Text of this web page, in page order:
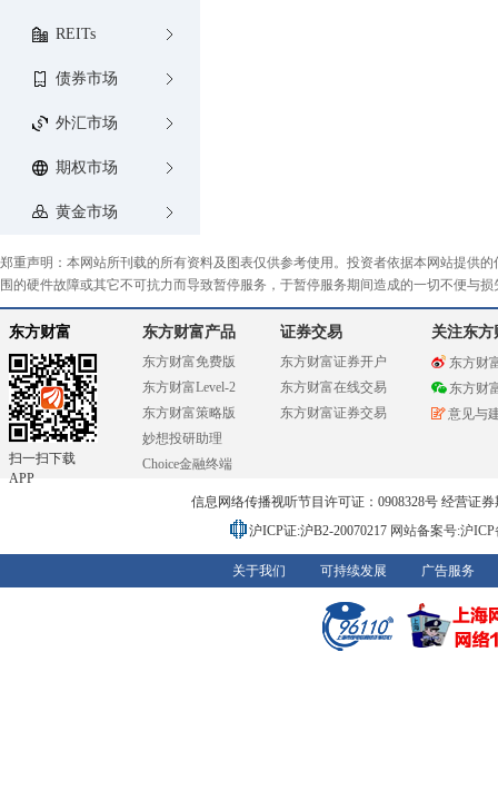
REITs
债券市场
外汇市场
期权市场
黄金市场
郑重声明：本网站所刊载的所有资料及图表仅供参考使用。投资者依据本网站提供
围的硬件故障或其它不可抗力而导致暂停服务，于暂停服务期间造成的一切不便与
东方财富
扫一扫下载
APP
东方财富产品
东方财富免费版
东方财富Level-2
东方财富策略版
妙想投研助理
Choice金融终端
证券交易
东方财富证券开户
东方财富在线交易
东方财富证券交易
关注东方
东方财
东方财
意见与
信息网络传播视听节目许可证：0908328号 经营证
沪ICP证:沪B2-20070217 网站备案号:沪
关于我们 可持续发展 广告服务